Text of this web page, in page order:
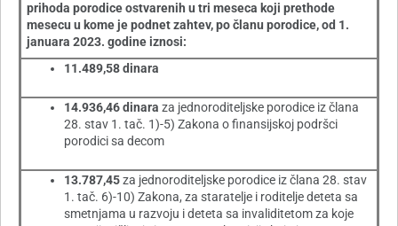
prihoda porodice ostvarenih u tri meseca koji prethode
mesecu u kome je podnet zahtev, po članu porodice, od 1.
januara 2023. godine iznosi:
11.489,58 dinara
14.936,46 dinara za jednoroditeljske porodice iz člana
28. stav 1. tač. 1)-5) Zakona o finansijskoj podršci
porodici sa decom
13.787,45za jednoroditeljske porodice iz člana 28. stav
1. tač. 6)-10) Zakona, za staratelje i roditelje deteta sa
smetnjama u razvoju i deteta sa invaliditetom za koje